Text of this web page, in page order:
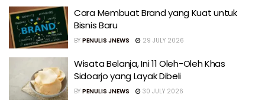
Cara Membuat Brand yang Kuat untuk
Bisnis Baru
BY PENULIS JNEWS 29 JULY 2026
Wisata Belanja, Ini 11 Oleh-Oleh Khas
Sidoarjo yang Layak Dibeli
BY PENULIS JNEWS 30 JULY 2026